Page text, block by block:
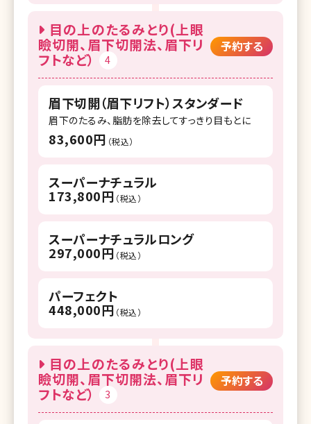
目の上のたるみとり(上眼
瞼切開、眉下切開法、眉下リ
フトなど）
4
予約する
眉下切開（眉下リフト）スタンダード
眉下のたるみ、脂肪を除去してすっきり目もとに
83,600円 （税込）
スーパーナチュラル
173,800円 （税込）
スーパーナチュラルロング
297,000円 （税込）
パーフェクト
448,000円 （税込）
目の上のたるみとり(上眼
瞼切開、眉下切開法、眉下リ
フトなど）
3
予約する